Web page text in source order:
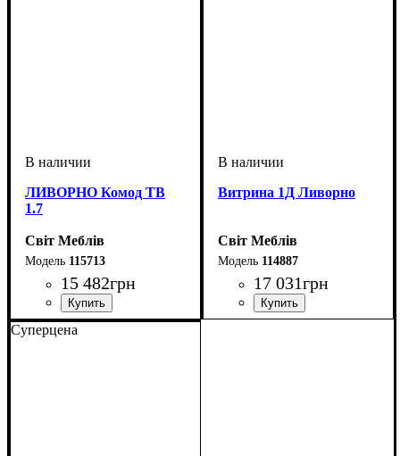
ЛИВОРНО Комод ТВ
1.7
Світ Меблів
115713
15 482грн
Витрина 1Д Ливорно
Світ Меблів
114887
17 031грн
Суперцена